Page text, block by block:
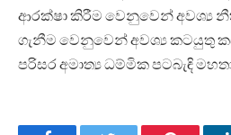
ආරක්ෂා කිරීම වෙනුවෙන් අවශ්‍ය
ගැනීම වෙනුවෙන් අවශ්‍ය කටයුතු
පරිසර අමාත්‍ය ධම්මික පටබැඳි